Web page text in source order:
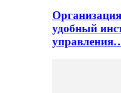
удобный